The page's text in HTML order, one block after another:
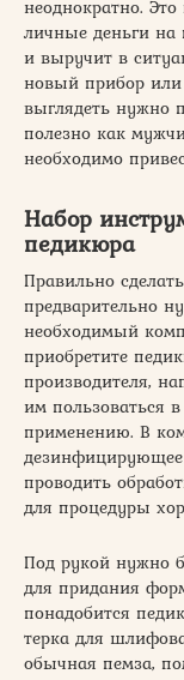
неоднократно.
личные деньги на
и выручит в
новый прибор или
выглядеть нужно
полезно как
необходимо
Набор
педикюра
Правильно
предварительно
необходимый
приобретите
производителя,
им пользоваться
применению. В
дезинфицирующее
проводить
для процедуры
Под рукой нужно
для придания
понадобится
терка для
обычная пемза,